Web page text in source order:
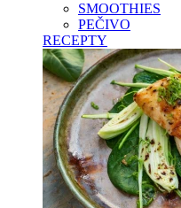
SMOOTHIES
PEČIVO
RECEPTY